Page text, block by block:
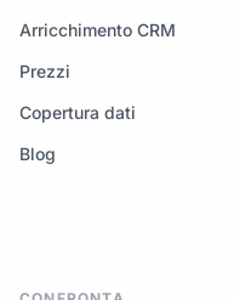
Arricchimento CRM
Prezzi
Copertura dati
Blog